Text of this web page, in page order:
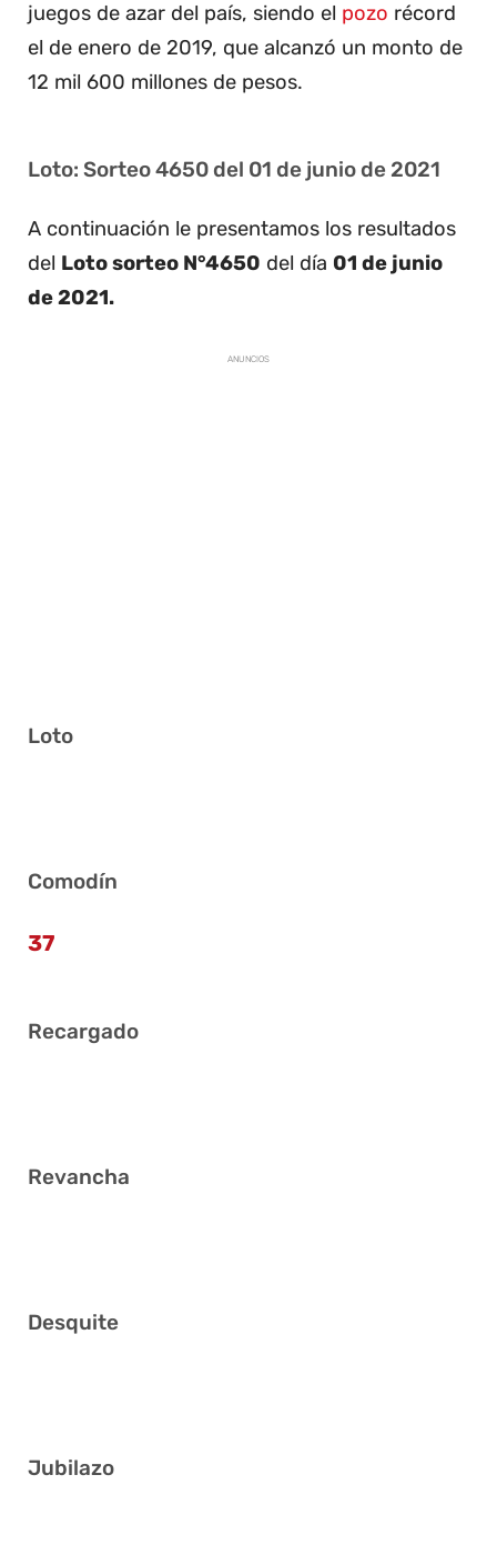
juegos de azar del país, siendo el pozo récord
el de enero de 2019, que alcanzó un monto de
12 mil 600 millones de pesos.
Loto: Sorteo 4650 del 01 de junio de 2021
A continuación le presentamos los resultados
del Loto sorteo N°4650 del día 01 de junio
de 2021.
ANUNCIOS
Loto
Comodín
37
Recargado
Revancha
Desquite
Jubilazo